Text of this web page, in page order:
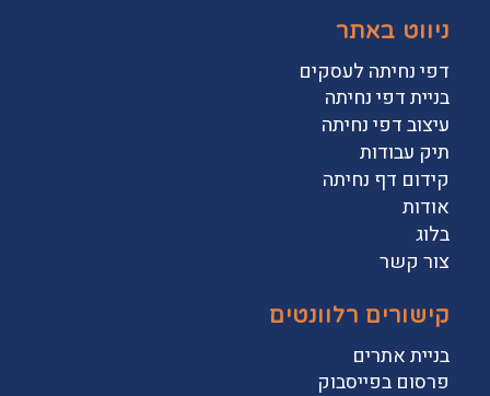
ניווט באתר
דפי נחיתה לעסקים
בניית דפי נחיתה
עיצוב דפי נחיתה
תיק עבודות
קידום דף נחיתה
אודות
בלוג
צור קשר
קישורים רלוונטים
בניית אתרים
פרסום בפייסבוק